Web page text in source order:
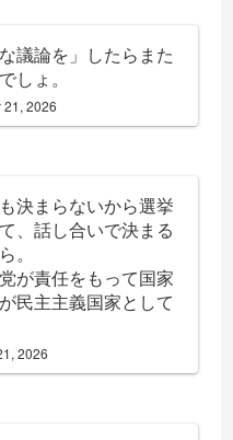
議論を」したらまた
しょ。
21, 2026
決まらないから選挙
、話し合いで決まる
。
が責任をもって国家
民主主義国家として
2026